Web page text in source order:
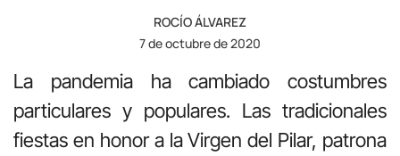
ROCÍO ÁLVAREZ
7 de octubre de 2020
La pandemia ha cambiado costumbres
particulares y populares. Las tradicionales
fiestas en honor a la Virgen del Pilar, patrona